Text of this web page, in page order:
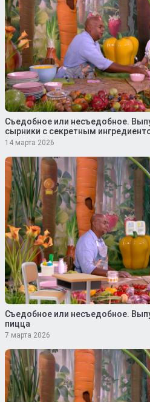
Съедобное или несъедобное.
сырники с секретным
14 марта 2026
Съедобное или несъедобное.
пицца
7 марта 2026